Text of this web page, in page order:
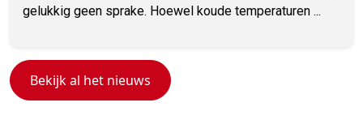
gelukkig geen sprake. Hoewel koude temperaturen ...
Bekijk al het nieuws